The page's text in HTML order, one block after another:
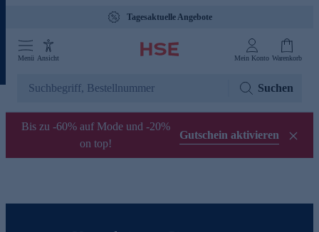
Tagesaktuelle Angebote
Menü Ansicht Mein Konto Warenkorb
Suchen
Bis zu -60% auf Mode und -20%
on top!
Gutschein aktivieren